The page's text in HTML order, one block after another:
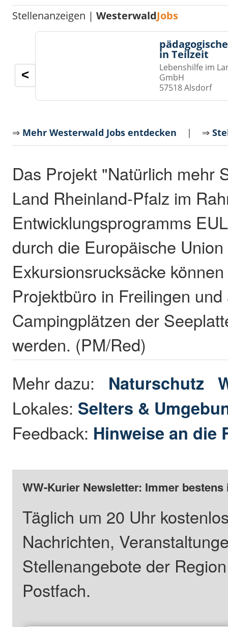
Stellenanzeigen |WesterwaldJobs
in Teilzeit
Lebenshilfe im
GmbH
57518 Alsdorf
<
⇒ Mehr Westerwald Jobs entdecken | ⇒
Das Projekt "Natürlich mehr
Land Rheinland-Pfalz im
Entwicklungsprogramms
durch die Europäische
Exkursionsrucksäcke
Projektbüro in Freilingen
Campingplätzen der
werden. (PM/Red)
Mehr dazu: Naturschutz
Lokales: Selters &
Feedback: Hinweise an die
WW-Kurier Newsletter: Immer
Täglich um 20 Uhr
Nachrichten,
Stellenangebote der
Postfach.